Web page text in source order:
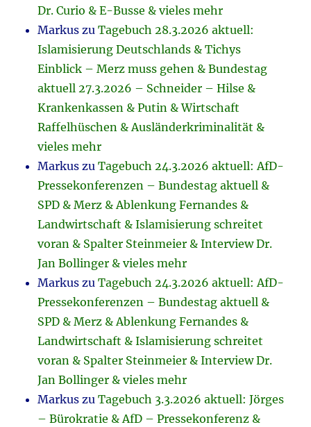
Dr. Curio & E-Busse & vieles mehr
Markus zuTagebuch 28.3.2026 aktuell:
Islamisierung Deutschlands & Tichys
Einblick – Merz muss gehen & Bundestag
aktuell 27.3.2026 – Schneider – Hilse &
Krankenkassen & Putin & Wirtschaft
Raffelhüschen & Ausländerkriminalität &
vieles mehr
Markus zuTagebuch 24.3.2026 aktuell: AfD-
Pressekonferenzen – Bundestag aktuell &
SPD & Merz & Ablenkung Fernandes &
Landwirtschaft & Islamisierung schreitet
voran & Spalter Steinmeier & Interview Dr.
Jan Bollinger & vieles mehr
Markus zuTagebuch 24.3.2026 aktuell: AfD-
Pressekonferenzen – Bundestag aktuell &
SPD & Merz & Ablenkung Fernandes &
Landwirtschaft & Islamisierung schreitet
voran & Spalter Steinmeier & Interview Dr.
Jan Bollinger & vieles mehr
Markus zuTagebuch 3.3.2026 aktuell: Jörges
– Bürokratie & AfD – Pressekonferenz &